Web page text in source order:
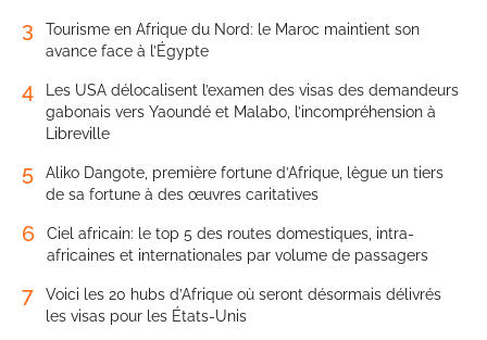
3
Tourisme en Afrique du Nord: le Maroc maintient son
avance face à l’Égypte
4
Les USA délocalisent l’examen des visas des demandeurs
gabonais vers Yaoundé et Malabo, l’incompréhension à
Libreville
5
Aliko Dangote, première fortune d’Afrique, lègue un tiers
de sa fortune à des œuvres caritatives
6
Ciel africain: le top 5 des routes domestiques, intra-
africaines et internationales par volume de passagers
7
Voici les 20 hubs d’Afrique où seront désormais délivrés
les visas pour les États-Unis